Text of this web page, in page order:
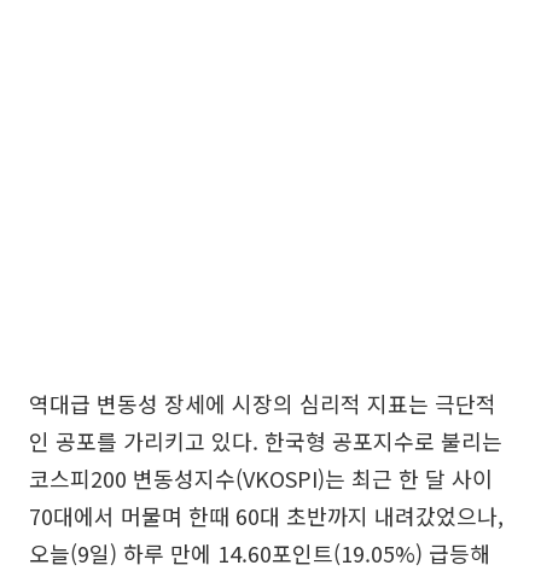
역대급 변동성 장세에 시장의 심리적 지표는 극단적
인 공포를 가리키고 있다. 한국형 공포지수로 불리는
코스피200 변동성지수(VKOSPI)는 최근 한 달 사이
70대에서 머물며 한때 60대 초반까지 내려갔었으나,
오늘(9일) 하루 만에 14.60포인트(19.05%) 급등해